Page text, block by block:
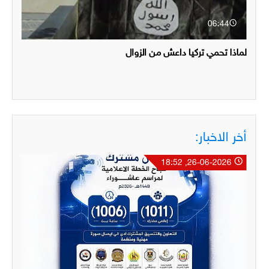
06:44
لماذا تحمي تركيا داعش من الزوال
أخر الاخبار: